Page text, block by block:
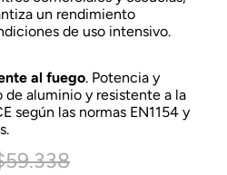
un rendimiento
de uso intensivo.
al fuego. Potencia y
de aluminio y resistente a la
según las normas EN1154 y